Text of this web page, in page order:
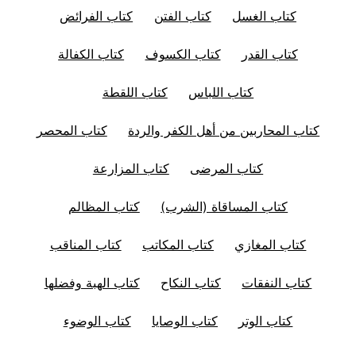
كتاب الغسل كتاب الفتن كتاب الفرائض
كتاب القدر كتاب الكسوف كتاب الكفالة
كتاب اللباس كتاب اللقطة
كتاب المحاربين من أهل الكفر والردة كتاب المحصر
كتاب المرضى كتاب المزارعة
كتاب المساقاة (الشرب) كتاب المظالم
كتاب المغازي كتاب المكاتب كتاب المناقب
كتاب النفقات كتاب النكاح كتاب الهبة وفضلها
كتاب الوتر كتاب الوصايا كتاب الوضوء